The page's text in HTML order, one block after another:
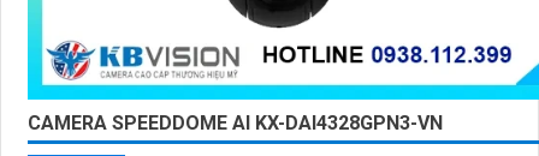
CAMERA SPEEDDOME AI KX-DAI4328GPN3-VN